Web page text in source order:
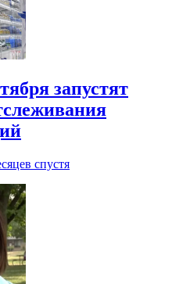
запустят
спустя